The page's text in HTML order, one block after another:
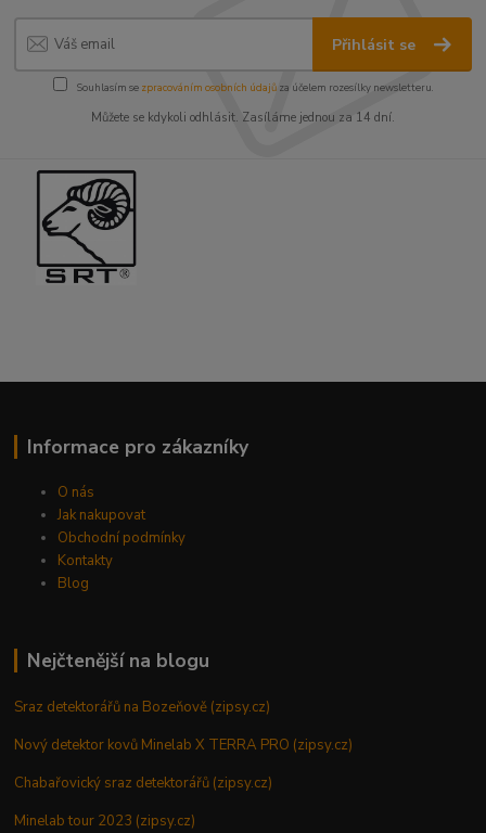
Přihlásit se
Souhlasím se zpracováním osobních údajůza účelem rozesílky newsletteru.
Můžete se kdykoli odhlásit. Zasíláme jednou za 14 dní.
Informace pro zákazníky
O nás
Jak nakupovat
Obchodní podmínky
Kontakty
Blog
Nejčtenější na blogu
Sraz detektorářů na Bozeňově (zipsy.cz)
Nový detektor kovů Minelab X TERRA PRO (zipsy.cz)
Chabařovický sraz detektorářů (zipsy.cz)
Minelab tour 2023 (zipsy.cz)